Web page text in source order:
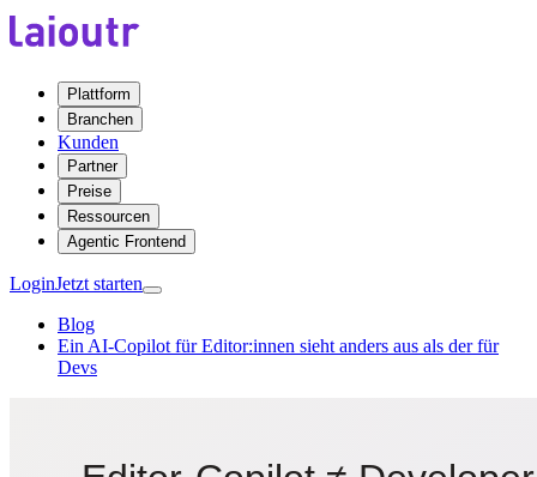
Plattform
Branchen
Kunden
Partner
Preise
Ressourcen
Agentic Frontend
LoginJetzt starten
Blog
Ein AI-Copilot für Editor:innen sieht anders aus als der für
Devs